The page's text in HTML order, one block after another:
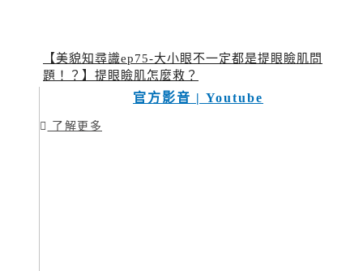
【美貌知尋識ep75-大小眼不一定都是提眼瞼肌問
題！？】提眼瞼肌怎麼救？
官方影音 | Youtube
了解更多